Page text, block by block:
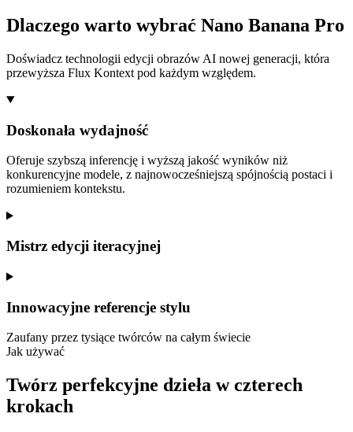
Dlaczego warto wybrać Nano Banana Pro
Doświadcz technologii edycji obrazów AI nowej generacji, która
przewyższa Flux Kontext pod każdym względem.
Doskonała wydajność
Oferuje szybszą inferencję i wyższą jakość wyników niż
konkurencyjne modele, z najnowocześniejszą spójnością postaci i
rozumieniem kontekstu.
Mistrz edycji iteracyjnej
Innowacyjne referencje stylu
Zaufany przez tysiące twórców na całym świecie
Jak używać
Twórz perfekcyjne dzieła w czterech
krokach